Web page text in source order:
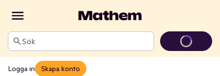
Sök
Logga in Skapa konto